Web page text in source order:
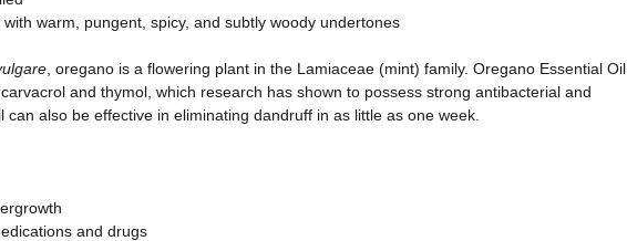
warm, pungent, spicy, and subtly woody undertones
, oregano is a flowering plant in the Lamiaceae (mint) family. Oregano Essential Oil
and thymol, which research has shown to possess strong antibacterial and
also be effective in eliminating dandruff in as little as one week.
and drugs